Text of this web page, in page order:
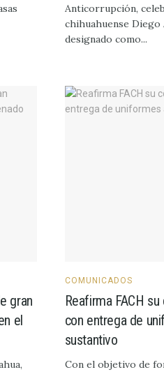
Anticorrupción,
chihuahuense Diego
designado como...
gran
el
COMUNICADOS
Reafirma FACH
con entrega de
sustantivo
Con el objetivo de